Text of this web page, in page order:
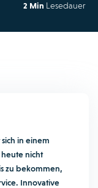
2 Min Lesedauer
in einem
nicht
zu bekommen,
Innovative